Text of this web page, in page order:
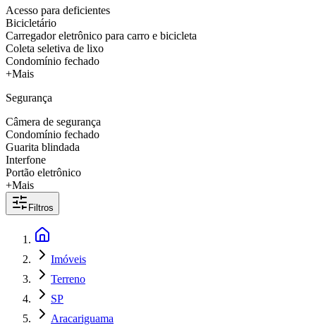
Acesso para deficientes
Bicicletário
Carregador eletrônico para carro e bicicleta
Coleta seletiva de lixo
Condomínio fechado
+Mais
Segurança
Câmera de segurança
Condomínio fechado
Guarita blindada
Interfone
Portão eletrônico
+Mais
Filtros
Imóveis
Terreno
SP
Aracariguama